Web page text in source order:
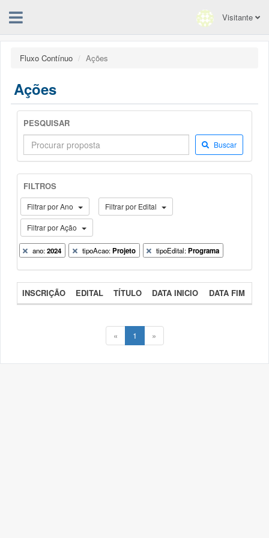
Visitante
Fluxo Contínuo Ações
Ações
PESQUISAR
Buscar
FILTROS
Filtrar por Ano Filtrar por Edital
Filtrar por Ação
ano:2024 tipoAcao:Projeto tipoEdital:Programa
INSCRIÇÃO EDITAL TÍTULO DATA INICIO DATA FIM
« 1 »